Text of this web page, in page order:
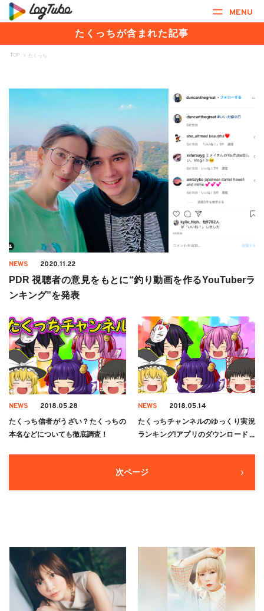
MENU
たくっちが含まれた記事
TOP > たくっち
NEWS 2020.11.22
PDR 視聴者の意見をもとに“釣り動画を作るYouTuberラ
ンキング”を発表
NEWS 2018.05.28
たくっち信者がうざい？たくっちの
本名などについても徹底調査！
NEWS 2018.05.14
たくっちチャンネルのゆっくり実況
ランキング!アプリのダウンロード方
次ページ